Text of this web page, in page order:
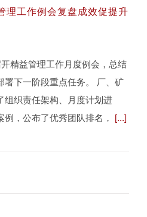
管理工作例会复盘成效
心聚力启新程
理工作例会复盘成效促提升
精益管理工作月度例会，总结
署下一阶段重点任务。 厂、矿
组织责任架构、月度计划进
，公布了优秀团队排名，
[...]